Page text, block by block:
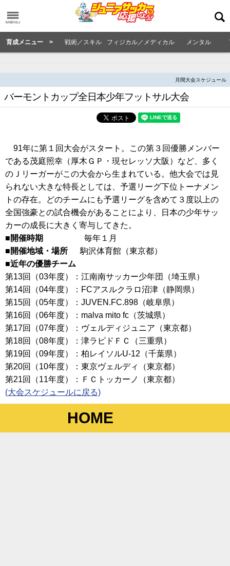
育成メニュー > 戦術／スキル フィジカル／メディカル メンタル
月間大会スケジュール
バーモントカップ全日本少年フットサル大会
91年に第１回大会がスタート。この第３回優勝メンバー
である茂庭照幸（厚木ＧＰ・現セレッソ大阪）など、多く
のＪリーガーがこの大会から生まれている。他大会では見
られない大きな特長としては、予選リーグ下位トーナメン
トの存在。どのチームにも予選リーグを含めて３度以上の
全国強豪との試合機会があることにより、日本の少年サッ
カーの成長に大きく寄与してきた。
■開催時期
毎年１月
■開催地域・場所 駒沢体育館（東京都）
■近年の優勝チーム
第13回（03年度）：江南南サッカー少年団（埼玉県）
第14回（04年度）：FCアスルクラロ沼津（静岡県）
第15回（05年度）：JUVEN.FC.898（岐阜県）
第16回（06年度）：malva mito fc（茨城県）
第17回（07年度）：ヴェルディジュニア（東京都）
第18回（08年度）：津ラピドＦＣ（三重県）
第19回（09年度）：柏レイソルU-12（千葉県）
第20回（10年度）：東京ヴェルディ（東京都）
第21回（11年度）：ＦＣトッカーノ（東京都）
(大会スケジュールに戻る)
HOME